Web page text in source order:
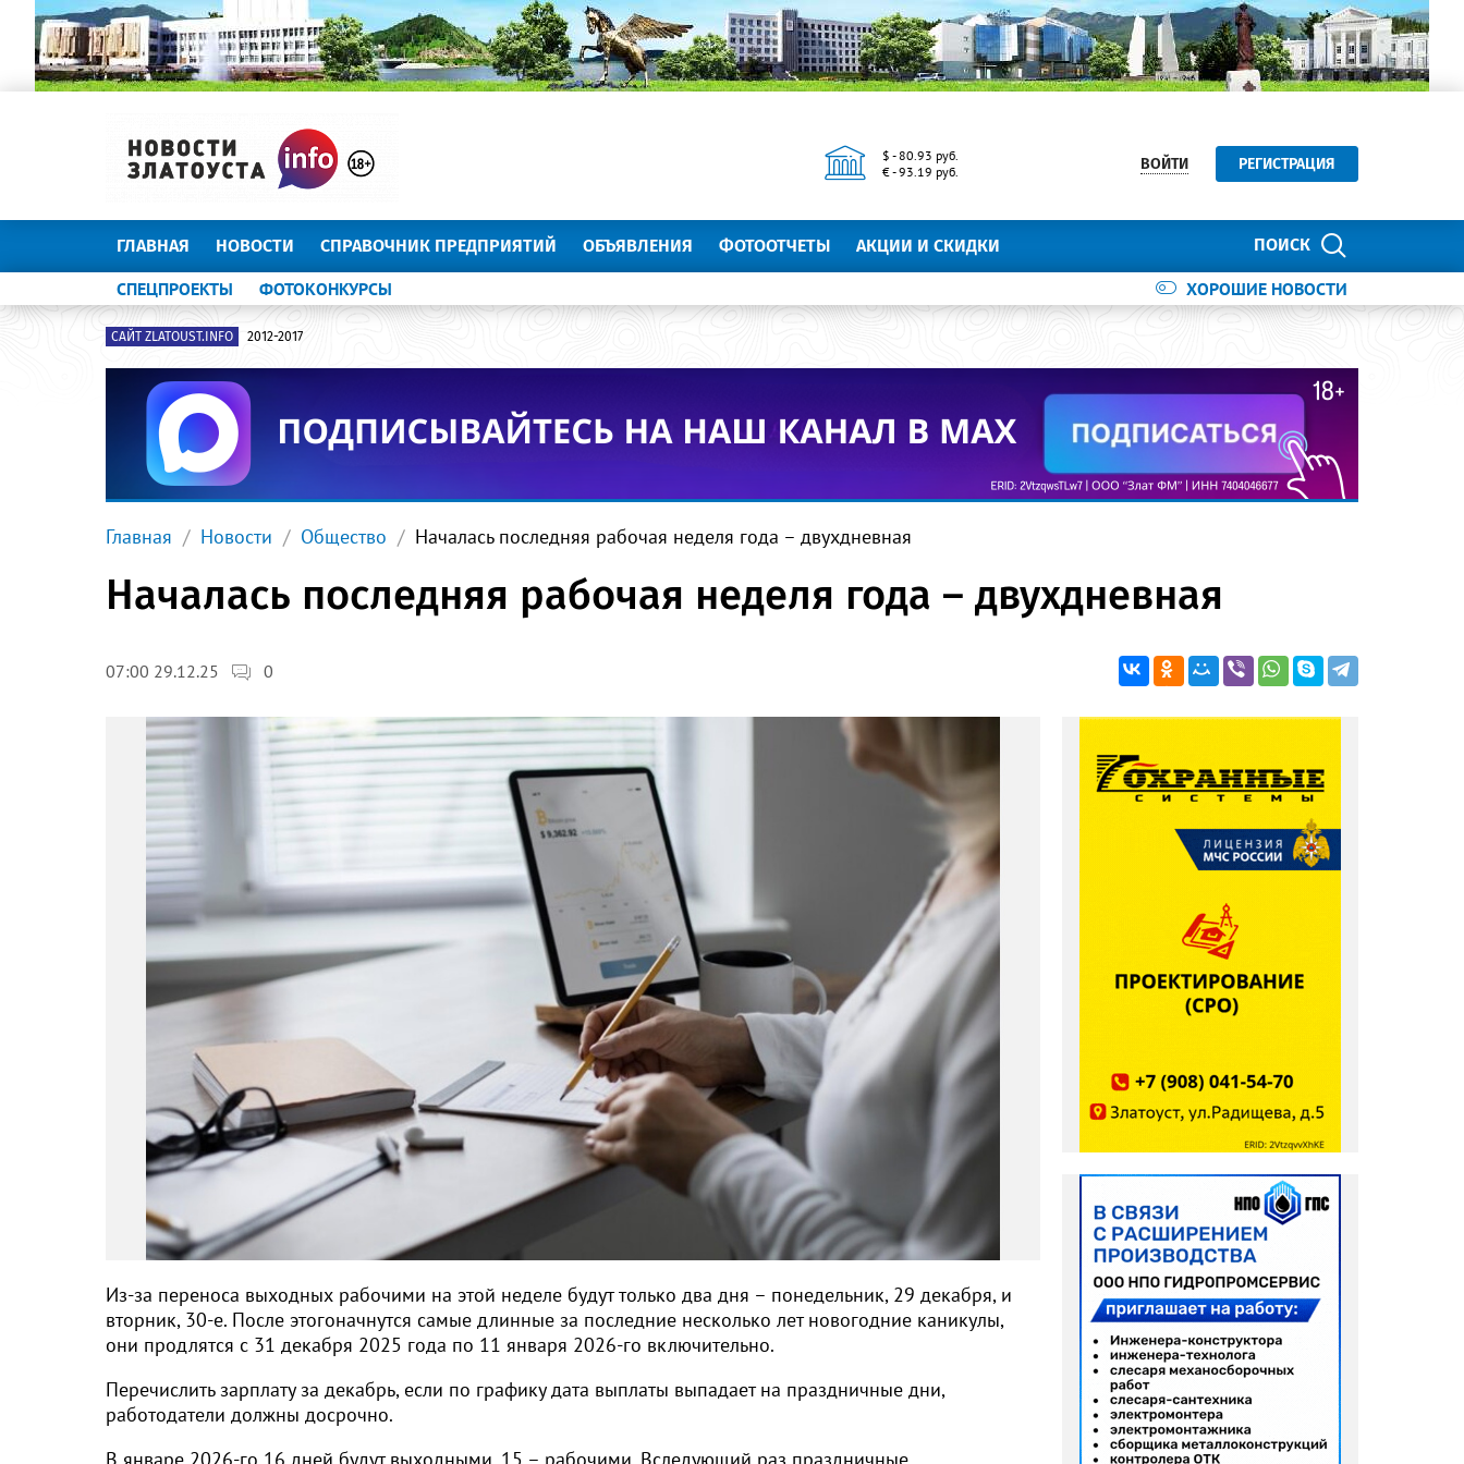
$ - 80.93 руб.
€ - 93.19 руб.
ВОЙТИ РЕГИСТРАЦИЯ
ПОИСК
ГЛАВНАЯ НОВОСТИ СПРАВОЧНИК ПРЕДПРИЯТИЙ ОБЪЯВЛЕНИЯ ФОТООТЧЕТЫ АКЦИИ И СКИДКИ
ХОРОШИЕ НОВОСТИ
СПЕЦПРОЕКТЫ ФОТОКОНКУРСЫ
САЙТ ZLATOUST.INFO 2012-2017
Главная Новости Общество Началась последняя рабочая неделя года – двухдневная
Началась последняя рабочая неделя года – двухдневная
07:00 29.12.25 0
Из-за переноса выходных рабочими на этой неделе будут только два дня – понедельник, 29 декабря, и
вторник, 30-е. После этогоначнутся самые длинные за последние несколько лет новогодние каникулы,
они продлятся с 31 декабря 2025 года по 11 января 2026-го включительно.
Перечислить зарплату за декабрь, если по графику дата выплаты выпадает на праздничные дни,
работодатели должны досрочно.